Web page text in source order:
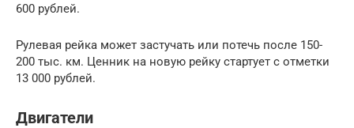
600 рублей.
Рулевая рейка может застучать или потечь после 150-
200 тыс. км. Ценник на новую рейку стартует с отметки
13 000 рублей.
Двигатели